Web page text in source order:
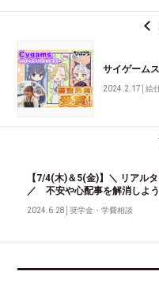
サイゲーム
2024.2.17 │絵
【7/4(木)＆5(金)】＼ リアル
／ 不安や心配事を解消しよう
2024.6.28 │奨学金・学費相談